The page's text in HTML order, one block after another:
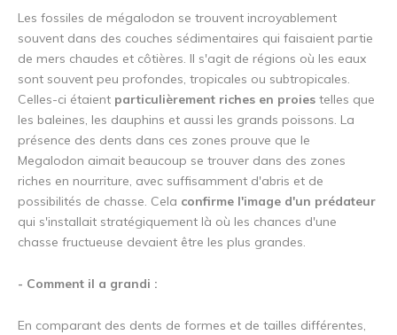
Les fossiles de mégalodon se trouvent incroyablement
souvent dans des couches sédimentaires qui faisaient partie
de mers chaudes et côtières. Il s'agit de régions où les eaux
sont souvent peu profondes, tropicales ou subtropicales.
Celles-ci étaient particulièrement riches en proies telles que
les baleines, les dauphins et aussi les grands poissons. La
présence des dents dans ces zones prouve que le
Megalodon aimait beaucoup se trouver dans des zones
riches en nourriture, avec suffisamment d'abris et de
possibilités de chasse. Cela confirme l'image d'un prédateur
qui s'installait stratégiquement là où les chances d'une
chasse fructueuse devaient être les plus grandes.
- Comment il a grandi :
En comparant des dents de formes et de tailles différentes,